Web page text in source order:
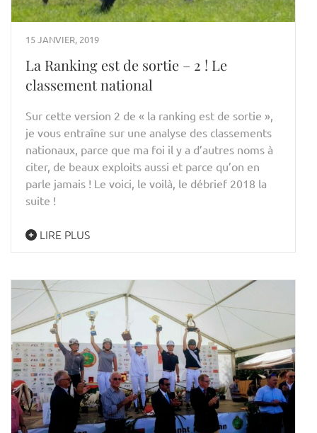
15 JANVIER, 2019
La Ranking est de sortie – 2 ! Le
classement national
Sur cette version 2 de « la ranking est de sortie »,
je vous entraîne sur une analyse des classements
nationaux, parce que ma foi il y a d’autres noms à
citer, de beaux exploits aussi et parce qu’on en
parle jamais ! Le voici, le voilà, le débrief 2018 la
suite !
LIRE PLUS